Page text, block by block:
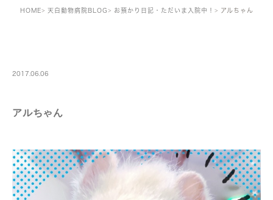
HOME 天白動物病院BLOG お預かり日記・ただいま入院中！ アルちゃん
2017.06.06
アルちゃん